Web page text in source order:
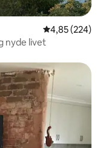
4,85 ud af 5 i
4,85 (224)
nyde livet